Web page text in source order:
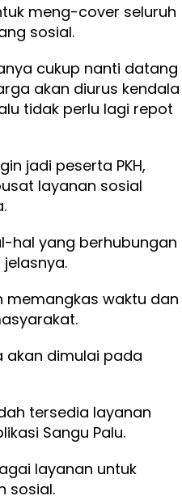
meng-cover seluruh
sosial.
cukup nanti datang
akan diurus kendala
tidak perlu lagi repot
jadi peserta PKH,
layanan sosial
hal yang berhubungan
memangkas waktu dan
akan dimulai pada
tersedia layanan
Sangu Palu.
layanan untuk
sosial.